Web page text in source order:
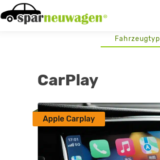
Skip
to
Fahrzeugtyp
CarPlay
Apple Carplay